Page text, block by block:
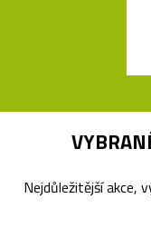
Nejdůležitější akce,